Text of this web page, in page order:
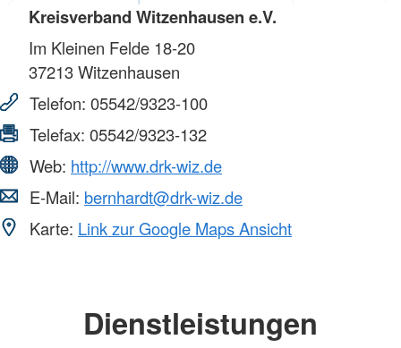
Kreisverband Witzenhausen e.V.
Im Kleinen Felde 18-20
37213Witzenhausen
Telefon: 05542/9323-100
Telefax: 05542/9323-132
Web: http://www.drk-wiz.de
E-Mail: bernhardt@drk-wiz.de
Karte: Link zur Google Maps Ansicht
Dienstleistungen